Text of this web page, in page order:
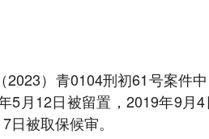
2023）青0104刑初61号案件
5月12日被留置，2019年9月
日被取保候审。